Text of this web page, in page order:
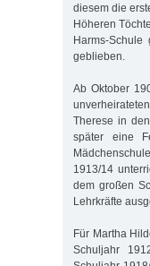
diesem die
Höheren
Harms-
geblieben.
Ab Oktober
Therese in
später eine
1913/14
dem großen
Lehrkräfte
Für Martha
Schuljahr